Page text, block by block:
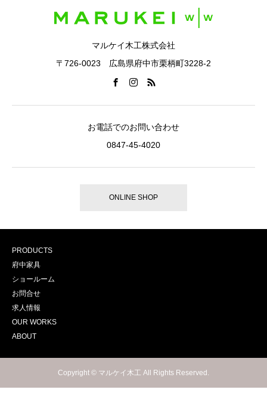
マルケイ木工株式会社
〒726-0023 広島県府中市栗柄町3228-2
お電話でのお問い合わせ
0847-45-4020
ONLINE SHOP
PRODUCTS
府中家具
ショールーム
お問合せ
求人情報
OUR WORKS
ABOUT
Copyright © マルケイ木工 All Rights Reserved.